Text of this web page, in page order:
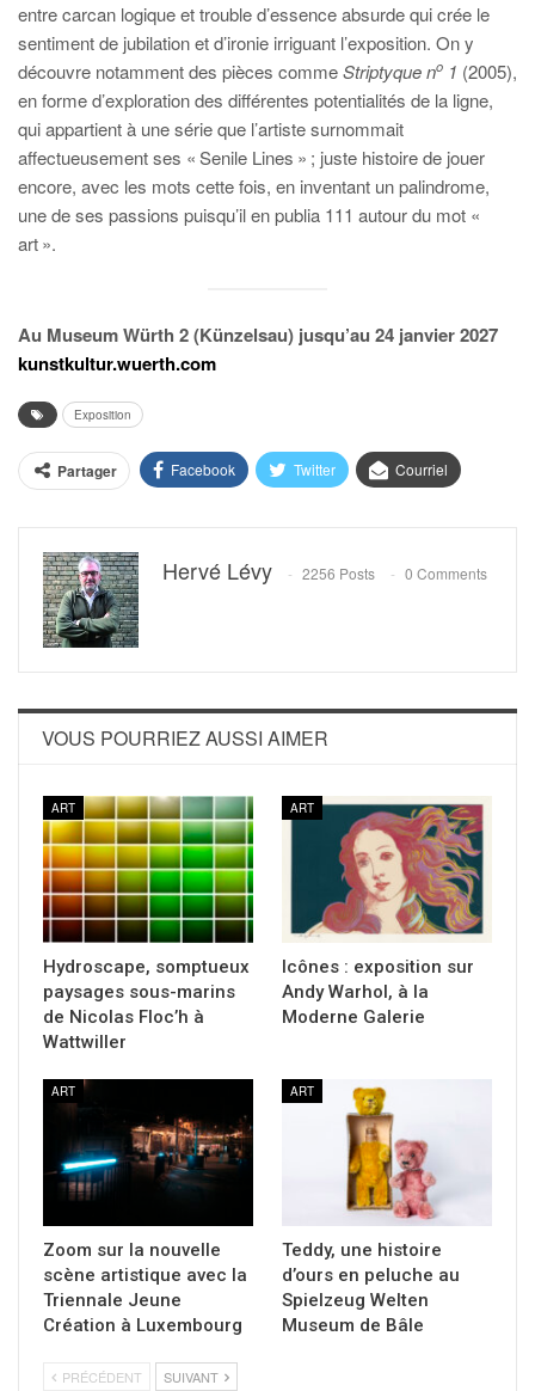
entre carcan logique et trouble d’essence absurde qui crée le
sentiment de jubilation et d’ironie irriguant l’exposition. On y
découvre notamment des pièces commeStriptyque no 1 (2005),
en forme d’exploration des différentes potentialités de la ligne,
qui appartient à une série que l’artiste surnommait
affectueusement ses « Senile Lines » ; juste histoire de jouer
encore, avec les mots cette fois, en inventant un palindrome,
une de ses passions puisqu’il en publia 111 autour du mot «
art ».
Au Museum Würth 2 (Künzelsau) jusqu’au 24 janvier 2027
kunstkultur.wuerth.com
Exposition
Partager Facebook Twitter Courriel
Hervé Lévy 2256 Posts 0 Comments
VOUS POURRIEZ AUSSI AIMER
ART
Hydroscape, somptueux
paysages sous-marins
de Nicolas Floc’h à
Wattwiller
ART
Icônes : exposition sur
Andy Warhol, à la
Moderne Galerie
ART
Zoom sur la nouvelle
scène artistique avec la
Triennale Jeune
Création à Luxembourg
ART
Teddy, une histoire
d’ours en peluche au
Spielzeug Welten
Museum de Bâle
PRÉCÉDENT SUIVANT